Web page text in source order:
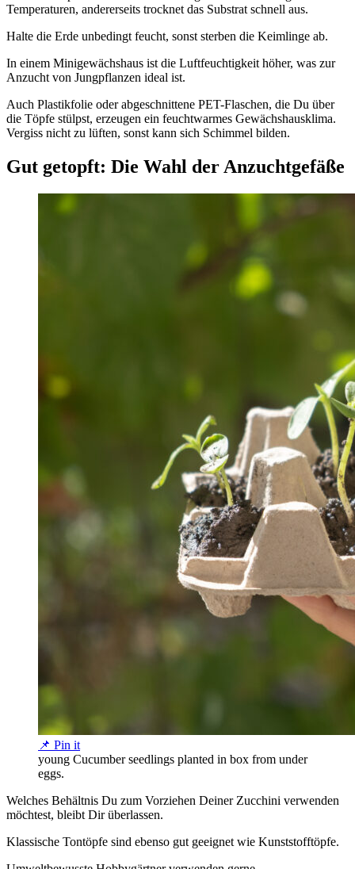
Temperaturen, andererseits trocknet das Substrat schnell aus.
Halte die Erde unbedingt feucht, sonst sterben die Keimlinge ab.
In einem Minigewächshaus ist die Luftfeuchtigkeit höher, was zur
Anzucht von Jungpflanzen ideal ist.
Auch Plastikfolie oder abgeschnittene PET-Flaschen, die Du über
die Töpfe stülpst, erzeugen ein feuchtwarmes Gewächshausklima.
Vergiss nicht zu lüften, sonst kann sich Schimmel bilden.
Gut getopft: Die Wahl der Anzuchtgefäße
📌 Pin it
young Cucumber seedlings planted in box from under
eggs.
Welches Behältnis Du zum Vorziehen Deiner Zucchini verwenden
möchtest, bleibt Dir überlassen.
Klassische Tontöpfe sind ebenso gut geeignet wie Kunststofftöpfe.